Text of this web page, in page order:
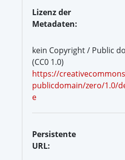
Lizenz der
Metadaten:
kein Copyright / Public
(CC0 1.0)
https://
publicdomain/zero/1.0/
e
Persistente
URL: